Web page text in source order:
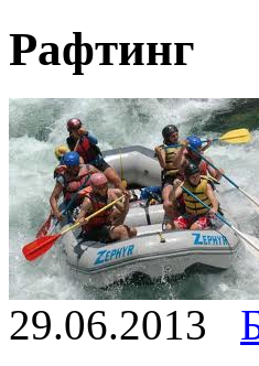
Рафтинг
29.06.2013